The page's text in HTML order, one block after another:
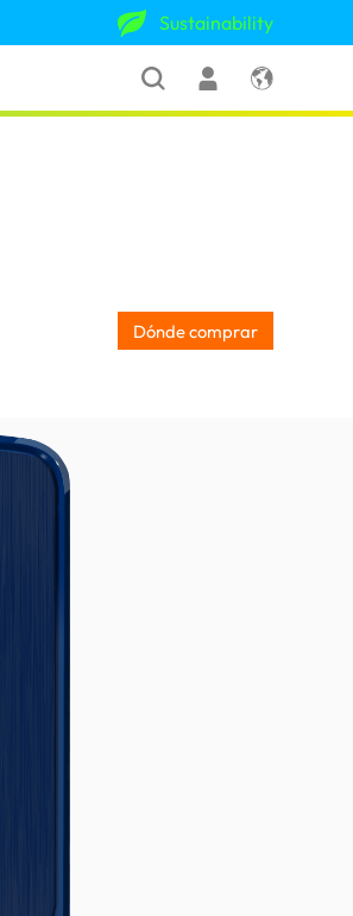
Sustainability
Dónde comprar